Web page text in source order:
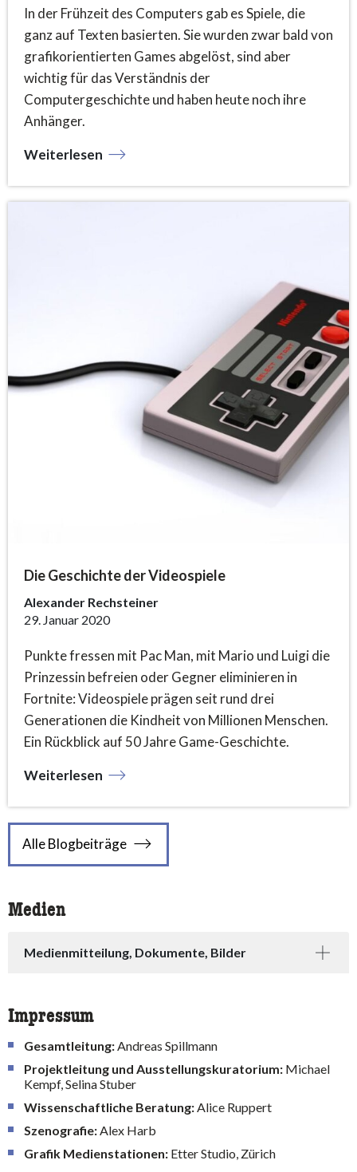
In der Frühzeit des Computers gab es Spiele, die
ganz auf Texten basierten. Sie wurden zwar bald von
grafikorientierten Games abgelöst, sind aber
wichtig für das Verständnis der
Computergeschichte und haben heute noch ihre
Anhänger.
Weiterlesen
Die Geschichte der Videospiele
Alexander Rechsteiner
29. Januar 2020
Punkte fressen mit Pac Man, mit Mario und Luigi die
Prinzessin befreien oder Gegner eliminieren in
Fortnite: Videospiele prägen seit rund drei
Generationen die Kindheit von Millionen Menschen.
Ein Rückblick auf 50 Jahre Game-Geschichte.
Weiterlesen
Alle Blogbeiträge
Medien
Medienmitteilung, Dokumente, Bilder
Impressum
Gesamtleitung: Andreas Spillmann
Projektleitung und Ausstellungskuratorium: Michael
Kempf, Selina Stuber
Wissenschaftliche Beratung: Alice Ruppert
Szenografie: Alex Harb
Grafik Medienstationen: Etter Studio, Zürich